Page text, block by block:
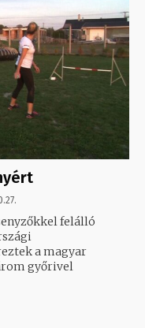
felálló
a magyar
győrivel